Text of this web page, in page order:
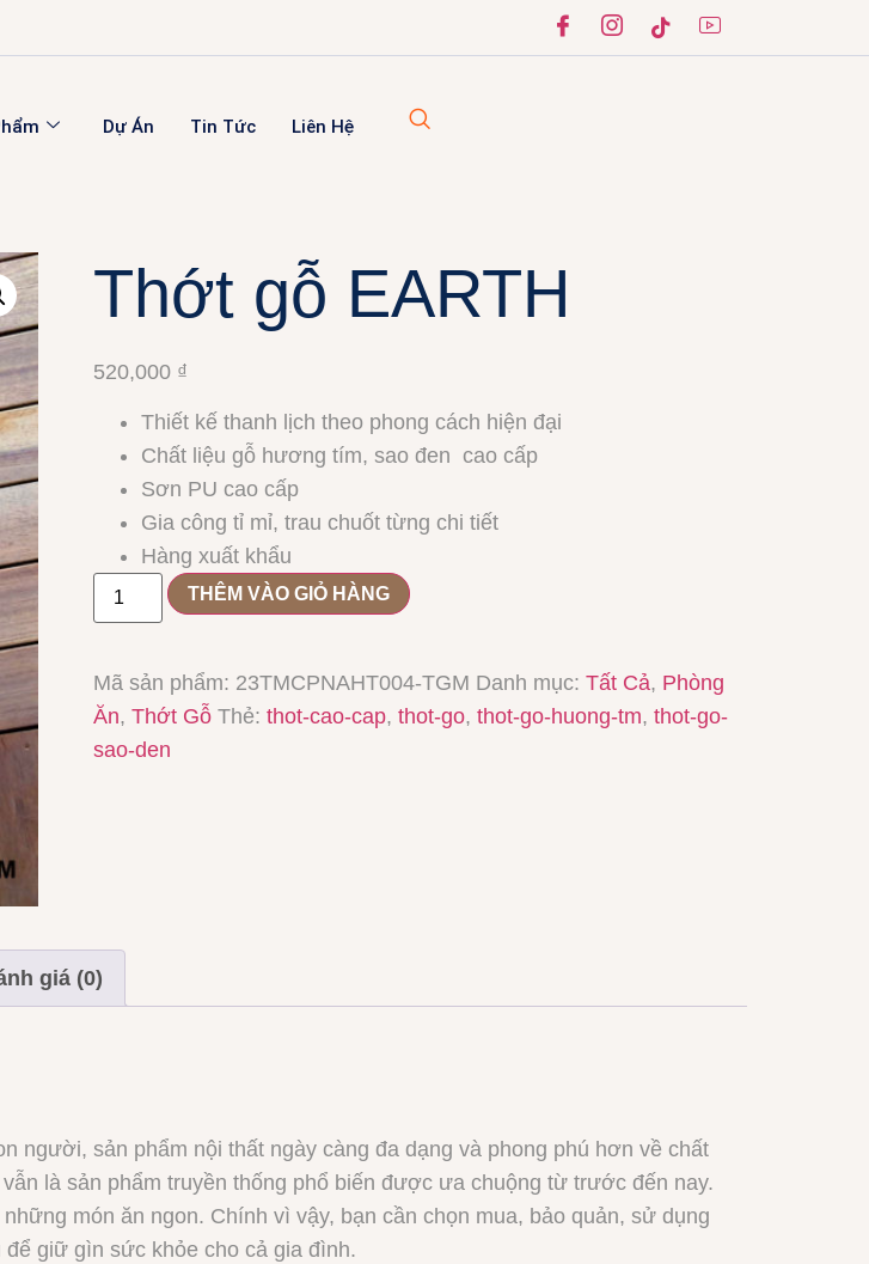
Dự Án Tin Tức Liên Hệ
Thớt gỗ EARTH
520,000 ₫
Thiết kế thanh lịch theo phong cách hiện đại
Chất liệu gỗ hương tím, sao đen cao cấp
Sơn PU cao cấp
Gia công tỉ mỉ, trau chuốt từng chi tiết
Hàng xuất khẩu
THÊM VÀO GIỎ HÀNG
Mã sản phẩm: 23TMCPNAHT004-TGM Danh mục: Tất Cả, Phòng
Ăn, Thớt Gỗ Thẻ: thot-cao-cap, thot-go, thot-go-huong-tm, thot-go-
sao-den
giá (0)
người, sản phẩm nội thất ngày càng đa dạng và phong phú hơn về chất
là sản phẩm truyền thống phổ biến được ưa chuộng từ trước đến nay.
món ăn ngon. Chính vì vậy, bạn cần chọn mua, bảo quản, sử dụng
giữ gìn sức khỏe cho cả gia đình.